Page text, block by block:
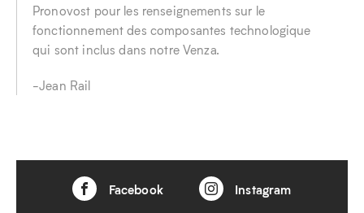
Pronovost pour les renseignements sur le
fonctionnement des composantes technologique
qui sont inclus dans notre Venza.
-Jean Rail
Facebook Instagram